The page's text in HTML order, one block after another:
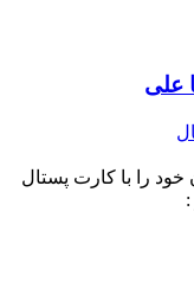
علی
خود را با کارت پستال